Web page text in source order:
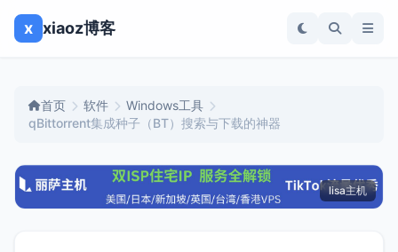
x xiaoz博客
首页 软件
Windows工具
qBittorrent集成种子（BT）搜索与下载的神器
lisa主机